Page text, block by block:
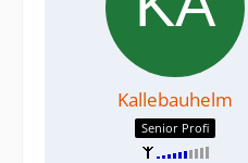
Kallebauhelm
Senior Profi